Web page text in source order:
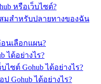
หรือเว็บไซต์?
มสำหรับปลายทางของฉัน
นเลือกแผน?
ได้อย่างไร?
ซต์ Gohub ได้อย่างไร?
Gohub ได้อย่างไร?